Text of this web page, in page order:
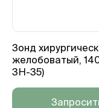
Зонд
желобоватый,
3Н-35)